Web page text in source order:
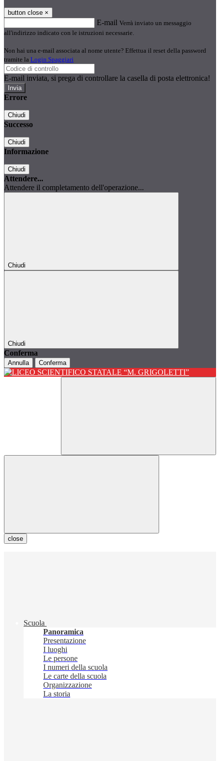
button close ×
E-mail Verrà inviato un messaggio
all'indirizzo indicato con le istruzioni necessarie.
Non hai una e-mail associata al nome utente? Effettua il reset della password
tramite la Login Spaggiari
E-mail inviata, si prega di controllare la casella di posta elettronica!
Errore
Chiudi
Successo
Chiudi
Informazione
Chiudi
Attendere...
Attendere il completamento dell'operazione...
Chiudi
Chiudi
Conferma
Annulla Conferma
close
Scuola
Panoramica
Presentazione
I luoghi
Le persone
I numeri della scuola
Le carte della scuola
Organizzazione
La storia